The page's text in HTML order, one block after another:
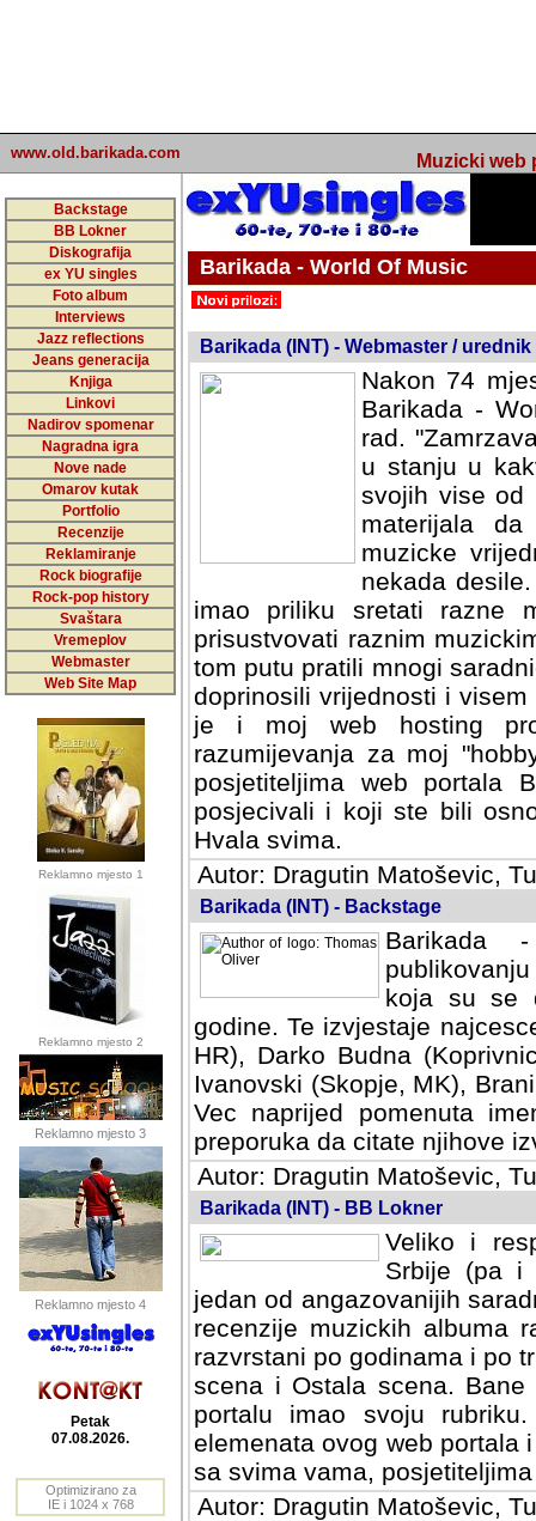
www.old.barikada.com Muzicki web
Backstage
BB Lokner
Diskografija
ex YU singles
Foto album
Interviews
Jazz reflections
Jeans generacija
Knjiga
Linkovi
Nadirov spomenar
Nagradna igra
Nove nade
Omarov kutak
Portfolio
Recenzije
Reklamiranje
Rock biografije
Rock-pop history
Svaštara
Vremeplov
Webmaster
Web Site Map
Reklamno mjesto 1
Reklamno mjesto 2
Reklamno mjesto 3
Reklamno mjesto 4
Petak
07.08.2026.
Optimizirano za
IE i 1024 x 768
Barikada - World Of Music
Barikada (INT) - Webmaster / urednik
Nakon 74
Barikada -
rad.
u stanju u
svojih vise od
materijala
muzicke
nekada
imao priliku sretati razne
prisustvovati raznim
tom putu pratili mnogi
doprinosili vrijednosti i
je i moj web hosting
razumijevanja za moj
posjetiteljima web portala
posjecivali i koji ste bili
Hvala svima.
Autor: Dragutin Matoševic,
Barikada (INT) - Backstage
Barikada
koja su se
godine. Te izvjestaje
HR), Darko Budna
Ivanovski (Skopje, MK),
Vec naprijed pomenuta
preporuka da citate njihove
Autor: Dragutin Matoševic,
Barikada (INT) - BB Lokner
Veliko i
Srbije (pa i
jedan od angazovanijih
recenzije muzickih albuma
razvrstani po godinama i po
scena i Ostala scena.
portalu imao svoju
elemenata ovog web portala
sa svima vama,
Autor: Dragutin Matoševic,